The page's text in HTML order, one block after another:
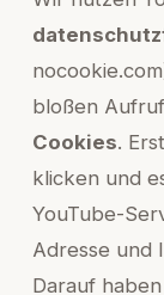
bloßen
Cookies.
klicken und
YouTube-
Adresse und
Darauf